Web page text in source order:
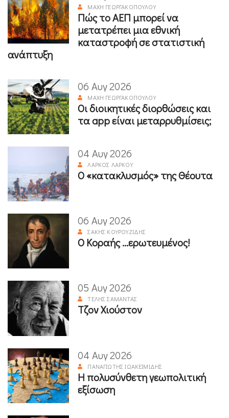
ΜΆΧΗ ΓΕΩΡΓΑΚΟΠΟΎΛΟΥ
Πώς το ΑΕΠ μπορεί να
μετατρέπει μια εθνική
καταστροφή σε στατιστική
ανάπτυξη
06 Αυγ 2026
ΜΆΧΗ ΓΕΩΡΓΑΚΟΠΟΎΛΟΥ
Οι διοικητικές διορθώσεις και
τα app είναι μεταρρυθμίσεις;
04 Αυγ 2026
ΛΆΡΚΟΣ ΛΆΡΚΟΥ
Ο «κατακλυσμός» της Θέουτα
06 Αυγ 2026
ΣΆΚΗΣ ΚΟΥΡΟΥΖΊΔΗΣ
Ο Κοραής ...ερωτευμένος!
05 Αυγ 2026
ΤΈΛΗΣ ΣΑΜΑΝΤΆΣ
Τζον Χιούστον
04 Αυγ 2026
ΠΑΝΑΓΙΏΤΗΣ ΙΩΑΚΕΙΜΊΔΗΣ
Η πολυσύνθετη γεωπολιτική
εξίσωση